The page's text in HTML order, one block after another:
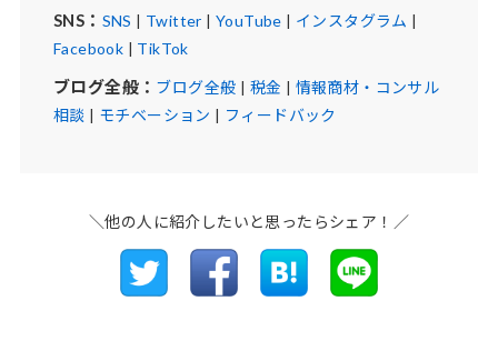
SNS： SNS | Twitter | YouTube | インスタグラム |
Facebook | TikTok
ブログ全般： ブログ全般 | 税金 | 情報商材・コンサル
相談 | モチベーション | フィードバック
＼他の人に紹介したいと思ったらシェア！／